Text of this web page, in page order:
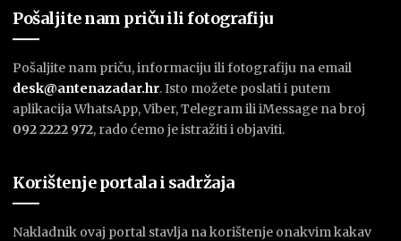
Pošaljite nam priču ili fotografiju
Pošaljite nam priču, informaciju ili fotografiju na email
desk@antenazadar.hr. Isto možete poslati i putem
aplikacija WhatsApp, Viber, Telegram ili iMessage na broj
092 2222 972, rado ćemo je istražiti i objaviti.
Korištenje portala i sadržaja
Nakladnik ovaj portal stavlja na korištenje onakvim kakav